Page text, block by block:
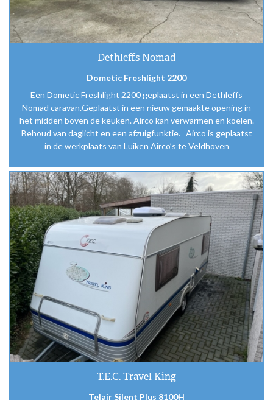
Dethleffs Nomad
Dometic Freshlight 2200
Een Dometic Freshlight 2200 geplaatst in een Dethleffs
Nomad caravan.Geplaatst in een nieuw gemaakte opening in
het midden boven de keuken. Airco kan verwarmen en koelen.
Behoud van daglicht en een afzuigfunktie. Airco is geplaatst
in de werkplaats van Luiken Airco’s te Veldhoven
T.E.C. Travel King
Telair Silent Plus 8100H